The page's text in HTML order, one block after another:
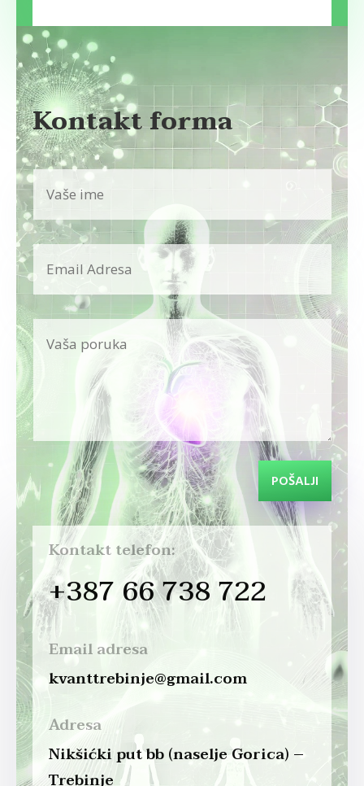
Kontakt forma
POŠALJI
Kontakt telefon:
+387 66 738 722
Email adresa
kvanttrebinje@gmail.com
Adresa
Nikšićki put bb (naselje Gorica) –